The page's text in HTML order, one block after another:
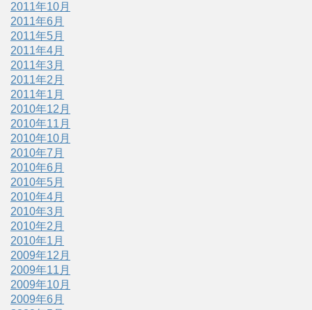
2011年10月
2011年6月
2011年5月
2011年4月
2011年3月
2011年2月
2011年1月
2010年12月
2010年11月
2010年10月
2010年7月
2010年6月
2010年5月
2010年4月
2010年3月
2010年2月
2010年1月
2009年12月
2009年11月
2009年10月
2009年6月